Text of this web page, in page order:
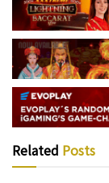
Related Posts